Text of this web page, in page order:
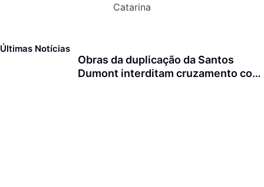
Catarina
Últimas Notícias
Obras da duplicação da Santos
Dumont interditam cruzamento com